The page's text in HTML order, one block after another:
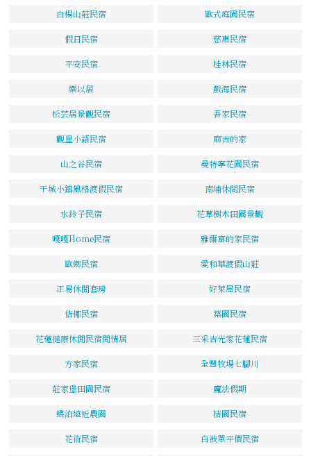
白楊山莊民宿 歐式庭園民宿
假日民宿 慈惠民宿
平安民宿 桂林民宿
樂以居 戲海民宿
松芸居景觀民宿 吾家民宿
觀星小語民宿 麻吉的家
山之谷民宿 曼特寧花園民宿
干城小鎮風格渡假民宿 南埔休閒民宿
水鈴子民宿 花草樹木田園景觀
嘎嘎Home民宿 雅爾富的家民宿
歐鄉民宿 愛和華渡假山莊
正易休閒套房 好萊屋民宿
佶椰民宿 築園民宿
花蓮健康休閒民宿閒情居 三采吉光家花蓮民宿
方家民宿 全豐牧場七腳川
莊家堡田園民宿 魔法假期
蝶泊遠近農園 桔園民宿
花術民宿 白被單平價民宿